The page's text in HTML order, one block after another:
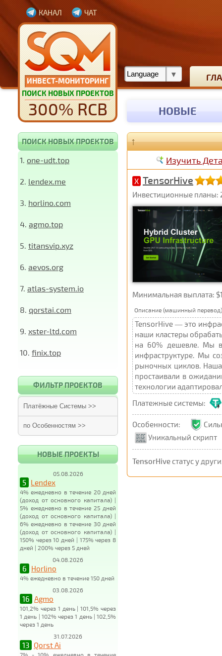
ИНВЕСТ-МОНИТОРИНГ
ПОИСК НОВЫХ ПРОЕКТОВ
300% RCB
КАНАЛ ЧАТ
НОВЫЕ
ПОИСК НОВЫХ ПРОЕКТОВ
1. one-udt.top
2. lendex.me
3. horlino.com
4. agmo.top
5. titansvip.xyz
6. aevos.org
7. atlas-system.io
8. qorstai.com
9. xster-ltd.com
10. finix.top
ФИЛЬТР ПРОЕКТОВ
Платёжные Системы >>
по Особенностям >>
НОВЫЕ ПРОЕКТЫ
05.08.2026
5 Lendex
4% ежедневно в течение 20 дней
(доход от основного капитала) |
5% ежедневно в течение 25 дней
(доход от основного капитала) |
6% ежедневно в течение 30 дней
(доход от основного капитала) |
150% через 10 дней | 175% через 8
дней | 200% через 5 дней
04.08.2026
6 Horlino
4% ежедневно в течение 150 дней
03.08.2026
16 Agmo
101,2% через 1 день | 101,5% через
1 день | 102% через 1 день | 102,5%
через 1 день
31.07.2026
13 Qorst Ai
7% - 10% ежедневно в течение
↑
Изучить
X TensorHive
Инвестиционные планы:
Минимальная выплата:
Описание (машинный
TensorHive — это
наши кластеры
на 60% дешевле. Мы
инфраструктуре. Мы
рыночных циклов.
простаивали в
технологии
Платежные системы:
Особенности:
Уникальный скрипт
TensorHive статус у